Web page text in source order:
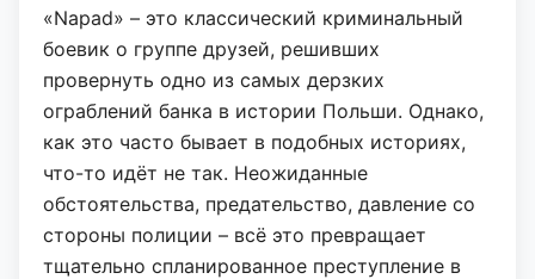
«Napad» – это классический криминальный
боевик о группе друзей, решивших
провернуть одно из самых дерзких
ограблений банка в истории Польши. Однако,
как это часто бывает в подобных историях,
что-то идёт не так. Неожиданные
обстоятельства, предательство, давление со
стороны полиции – всё это превращает
тщательно спланированное преступление в